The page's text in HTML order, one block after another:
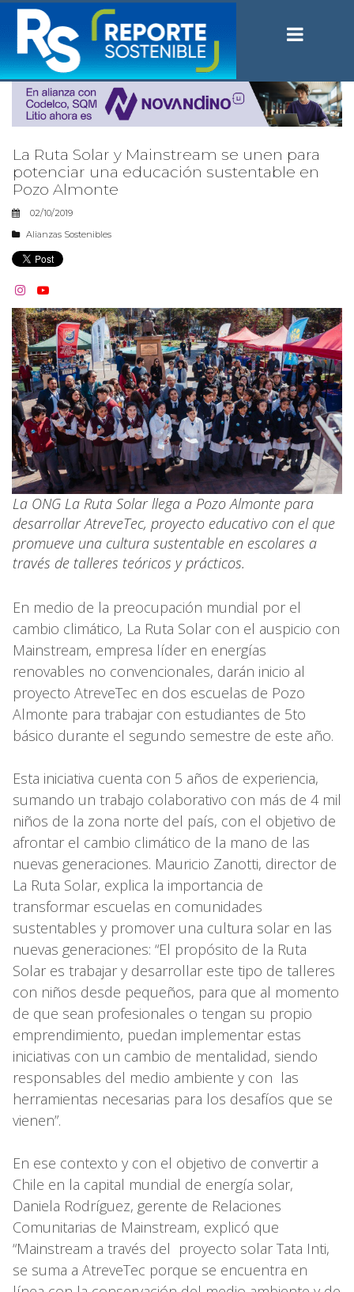
La Ruta Solar y Mainstream se unen para
potenciar una educación sustentable en
Pozo Almonte
02/10/2019
Alianzas Sostenibles
 
La ONG La Ruta Solar llega a Pozo Almonte para
desarrollar AtreveTec, proyecto educativo con el que
promueve una cultura sustentable en escolares a
través de talleres teóricos y prácticos.
En medio de la preocupación mundial por el
cambio climático, La Ruta Solar con el auspicio con
Mainstream, empresa líder en energías
renovables no convencionales, darán inicio al
proyecto AtreveTec en dos escuelas de Pozo
Almonte para trabajar con estudiantes de 5to
básico durante el segundo semestre de este año.
Esta iniciativa cuenta con 5 años de experiencia,
sumando un trabajo colaborativo con más de 4 mil
niños de la zona norte del país, con el objetivo de
afrontar el cambio climático de la mano de las
nuevas generaciones. Mauricio Zanotti, director de
La Ruta Solar, explica la importancia de
transformar escuelas en comunidades
sustentables y promover una cultura solar en las
nuevas generaciones: “El propósito de la Ruta
Solar es trabajar y desarrollar este tipo de talleres
con niños desde pequeños, para que al momento
de que sean profesionales o tengan su propio
emprendimiento, puedan implementar estas
iniciativas con un cambio de mentalidad, siendo
responsables del medio ambiente y con las
herramientas necesarias para los desafíos que se
vienen”.
En ese contexto y con el objetivo de convertir a
Chile en la capital mundial de energía solar,
Daniela Rodríguez, gerente de Relaciones
Comunitarias de Mainstream, explicó que
“Mainstream a través del proyecto solar Tata Inti,
se suma a AtreveTec porque se encuentra en